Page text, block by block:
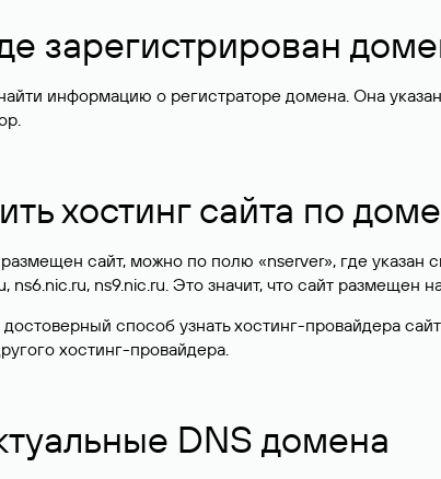
зарегистрирован
информацию о регистраторе домена. Она
хостинг сайта по
размещен сайт, можно по полю «nserver», где
ns6.nic.ru, ns9.nic.ru. Это значит, что сайт размещен
способ узнать хостинг-провайдера
хостинг-провайдера.
DNS домена